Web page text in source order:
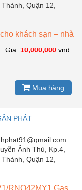
Quận 12,
khách sạn – nhà
Giá: 10,000,000 vnđ
Mua hàng
PHÁT
Ảnh Thủ, Kp.4,
Quận 12,
RNQ42MY1 Gas